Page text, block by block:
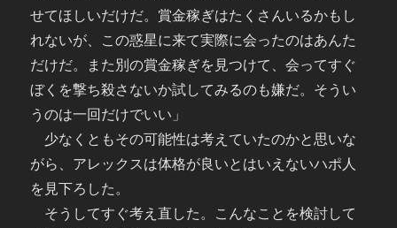
せてほしいだけだ。賞金稼ぎはたくさんいるかもし
れないが、この惑星に来て実際に会ったのはあんた
だけだ。また別の賞金稼ぎを見つけて、会ってすぐ
ぼくを撃ち殺さないか試してみるのも嫌だ。そうい
うのは一回だけでいい」
少なくともその可能性は考えていたのかと思いな
がら、アレックスは体格が良いとはいえないハポ人
を見下ろした。
そうしてすぐ考え直した。こんなことを検討して